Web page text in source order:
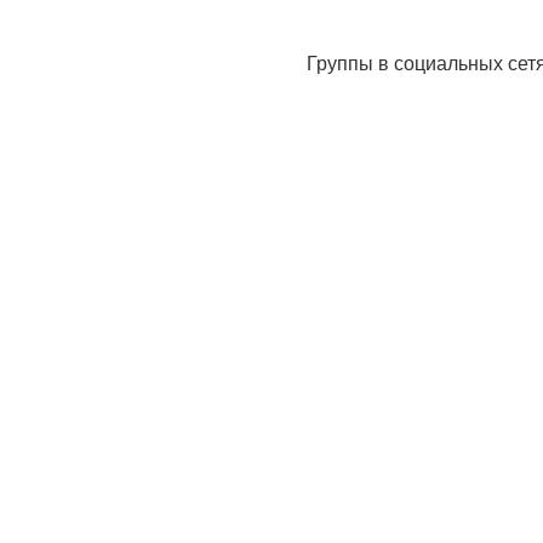
Группы в социальных